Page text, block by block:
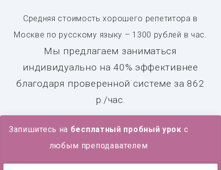
Средняя стоимость хорошего репетитора в
Москве по русскому языку – 1300 рублей в час.
Мы предлагаем заниматься
индивидуально на 40% эффективнее
благодаря проверенной системе за 862
р./час.
Запишитесь на бесплатный пробный урок с
любым преподавателем